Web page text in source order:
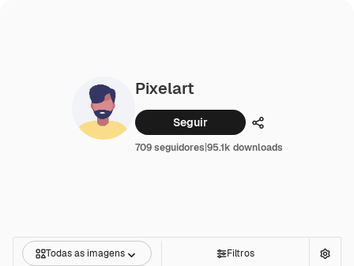
Pixelart
Seguir Compartilhar
709 seguidores|95.1k downloads
Todas as imagens Filtros